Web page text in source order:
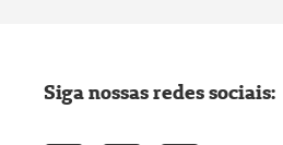
Siga nossas redes sociais: